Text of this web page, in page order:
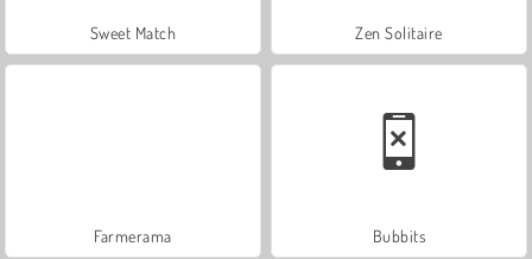
Sweet Match Zen Solitaire
Farmerama Bubbits